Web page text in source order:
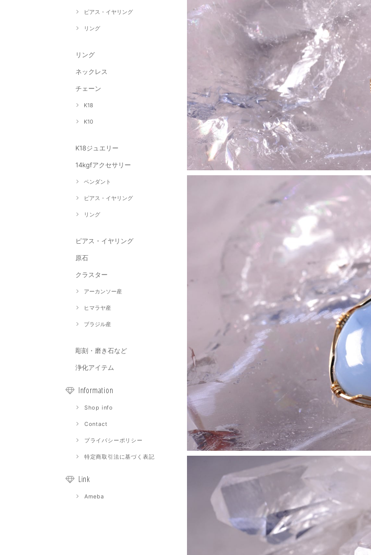
ピアス・イヤリング
リング
リング
ネックレス
チェーン
K18
K10
K18ジュエリー
14kgfアクセサリー
ペンダント
ピアス・イヤリング
リング
ピアス・イヤリング
原石
クラスター
アーカンソー産
ヒマラヤ産
ブラジル産
彫刻・磨き石など
浄化アイテム
Information
Shop info
Contact
プライバシーポリシー
特定商取引法に基づく表記
Link
Ameba